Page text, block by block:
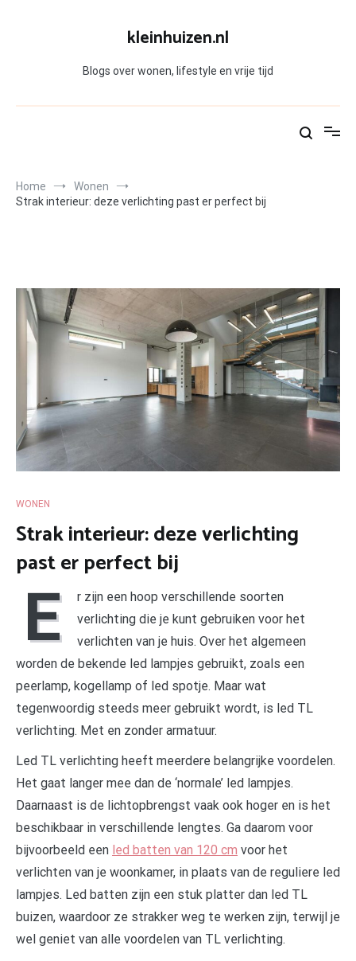
kleinhuizen.nl
Blogs over wonen, lifestyle en vrije tijd
Home
Wonen
Strak interieur: deze verlichting past er perfect bij
WONEN
Strak interieur: deze verlichting
past er perfect bij
E
r zijn een hoop verschillende soorten
verlichting die je kunt gebruiken voor het
verlichten van je huis. Over het algemeen
worden de bekende led lampjes gebruikt, zoals een
peerlamp, kogellamp of led spotje. Maar wat
tegenwoordig steeds meer gebruikt wordt, is led TL
verlichting. Met en zonder armatuur.
Led TL verlichting heeft meerdere belangrijke voordelen.
Het gaat langer mee dan de ‘normale’ led lampjes.
Daarnaast is de lichtopbrengst vaak ook hoger en is het
beschikbaar in verschillende lengtes. Ga daarom voor
bijvoorbeeld een led batten van 120 cm voor het
verlichten van je woonkamer, in plaats van de reguliere led
lampjes. Led batten zijn een stuk platter dan led TL
buizen, waardoor ze strakker weg te werken zijn, terwijl je
wel geniet van alle voordelen van TL verlichting.